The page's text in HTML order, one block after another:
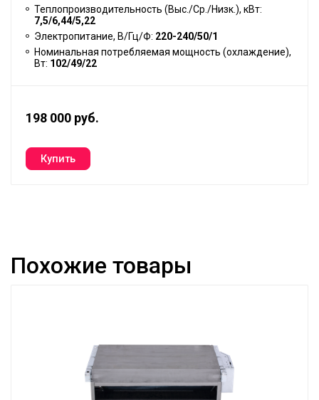
Теплопроизводительность (Выс./Ср./Низк.), кВт:
7,5/6,44/5,22
Электропитание, В/Гц/Ф: 220-240/50/1
Номинальная потребляемая мощность (охлаждение),
Вт: 102/49/22
198 000 руб.
Похожие товары